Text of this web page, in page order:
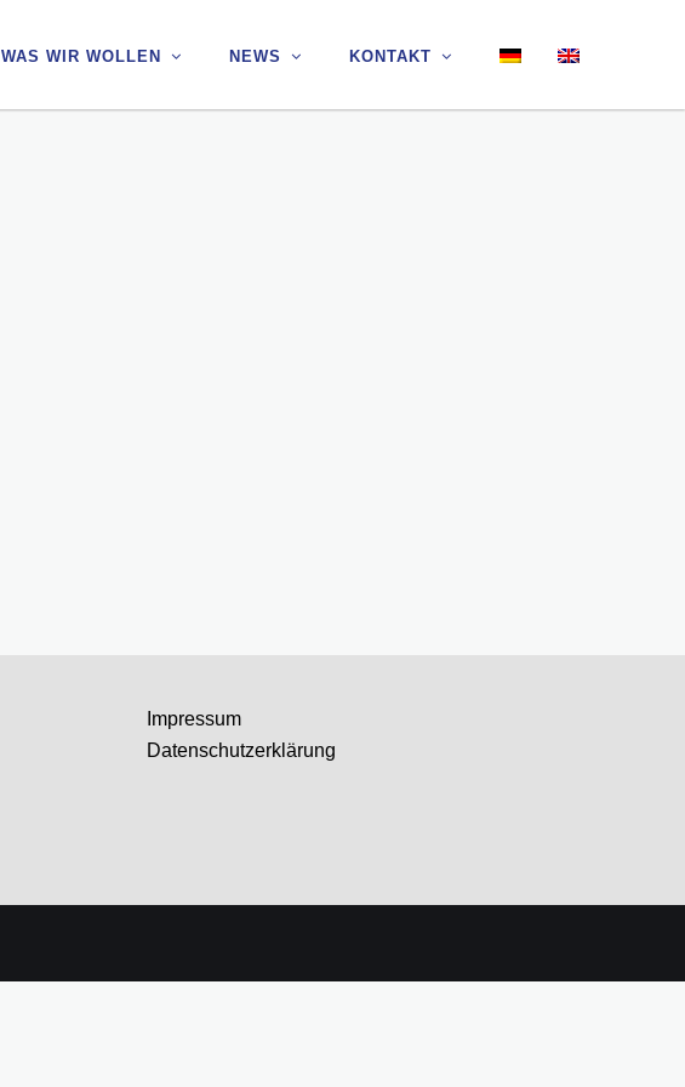
WAS WIR WOLLEN NEWS KONTAKT
WAS WIR WOLLEN NEWS KONTAKT
Impressum
Datenschutzerklärung